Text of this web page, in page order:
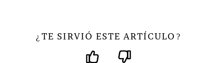
¿ TE SIRVIÓ ESTE ARTÍCULO ?